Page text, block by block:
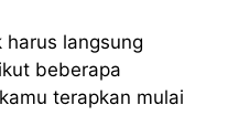
langsung
beberapa
terapkan mulai